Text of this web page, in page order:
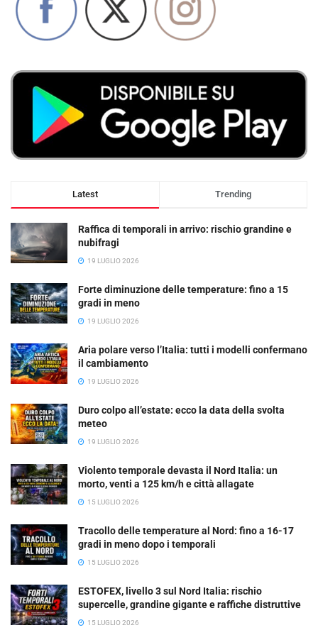
Latest Trending
Raffica di temporali in arrivo: rischio grandine e
nubifragi
19 LUGLIO 2026
Forte diminuzione delle temperature: fino a 15
gradi in meno
19 LUGLIO 2026
Aria polare verso l’Italia: tutti i modelli confermano
il cambiamento
19 LUGLIO 2026
Duro colpo all’estate: ecco la data della svolta
meteo
19 LUGLIO 2026
Violento temporale devasta il Nord Italia: un
morto, venti a 125 km/h e città allagate
15 LUGLIO 2026
Tracollo delle temperature al Nord: fino a 16-17
gradi in meno dopo i temporali
15 LUGLIO 2026
ESTOFEX, livello 3 sul Nord Italia: rischio
supercelle, grandine gigante e raffiche distruttive
15 LUGLIO 2026